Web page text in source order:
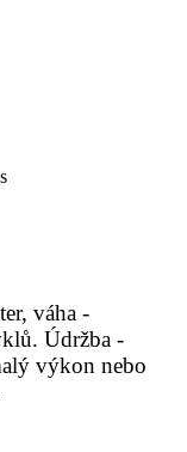
váha -
Údržba -
výkon nebo